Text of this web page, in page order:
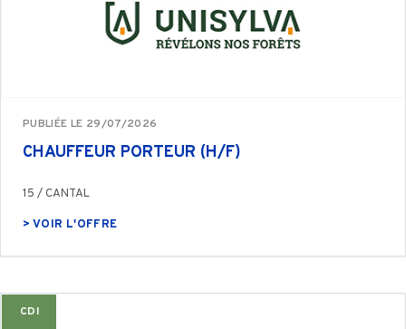
PUBLIÉE LE 29/07/2026
CHAUFFEUR PORTEUR (H/F)
15 / CANTAL
> VOIR L'OFFRE
CDI